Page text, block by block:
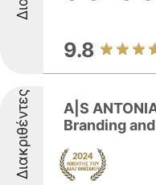
9.8
Διακριθέντες
A|S
Branding